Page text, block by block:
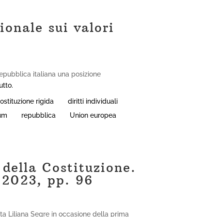
sui valori
italiana una posizione
rigida
diritti individuali
repubblica
Union europea
Costituzione.
pp. 96
Liliana Segre in occasione della prima